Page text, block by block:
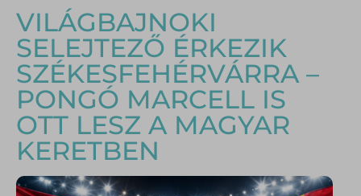
VILÁGBAJNOKI
SELEJTEZŐ ÉRKEZIK
SZÉKESFEHÉRVÁRRA –
PONGÓ MARCELL IS
OTT LESZ A MAGYAR
KERETBEN